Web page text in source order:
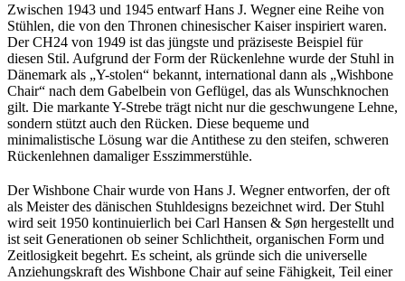
Zwischen 1943 und 1945 entwarf Hans J. Wegner eine Reihe von
Stühlen, die von den Thronen chinesischer Kaiser inspiriert waren.
Der CH24 von 1949 ist das jüngste und präziseste Beispiel für
diesen Stil. Aufgrund der Form der Rückenlehne wurde der Stuhl in
Dänemark als „Y-stolen“ bekannt, international dann als „Wishbone
Chair“ nach dem Gabelbein von Geflügel, das als Wunschknochen
gilt. Die markante Y-Strebe trägt nicht nur die geschwungene Lehne,
sondern stützt auch den Rücken. Diese bequeme und
minimalistische Lösung war die Antithese zu den steifen, schweren
Rückenlehnen damaliger Esszimmerstühle.
Der Wishbone Chair wurde von Hans J. Wegner entworfen, der oft
als Meister des dänischen Stuhldesigns bezeichnet wird. Der Stuhl
wird seit 1950 kontinuierlich bei Carl Hansen & Søn hergestellt und
ist seit Generationen ob seiner Schlichtheit, organischen Form und
Zeitlosigkeit begehrt. Es scheint, als gründe sich die universelle
Anziehungskraft des Wishbone Chair auf seine Fähigkeit, Teil einer